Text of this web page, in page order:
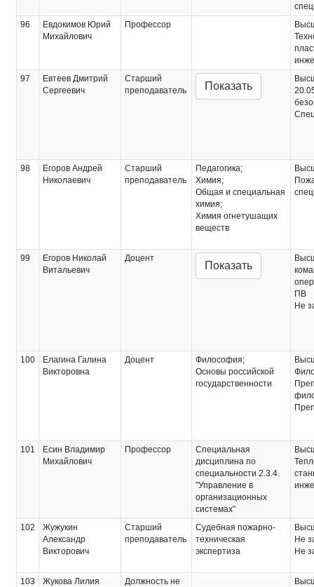
96
Евдокимов Юрий
Михайлович
Профессор
97
Евтеев Дмитрий
Сергеевич
Старший
преподаватель
Показать
98
Егоров Андрей
Николаевич
Старший
преподаватель
Педагогика;
Химия;
Общая и специальная
химия;
Химия огнетушащих
веществ
99
Егоров Николай
Витальевич
Доцент
Показать
ПВ
Не
100
Елагина Галина
Викторовна
Доцент
Философия;
Основы российской
государственности
101
Есин Владимир
Михайлович
Профессор
Специальная
дисциплина по
специальности 2.3.4.
"Управление в
организационных
системах"
102
Жужукин
Александр
Викторович
Старший
преподаватель
Судебная пожарно-
техническая
экспертиза
Не
Не
103
Жукова Лилия
Должность не